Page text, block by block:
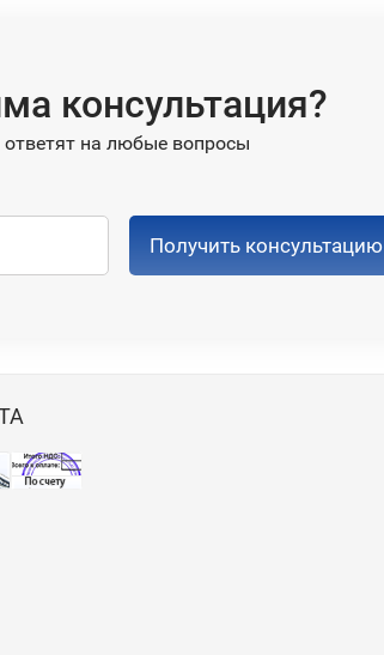
консультация?
на любые вопросы
Получить консультацию